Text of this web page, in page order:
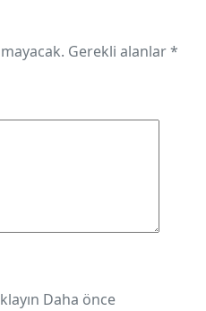
Gerekli alanlar*
Daha önce